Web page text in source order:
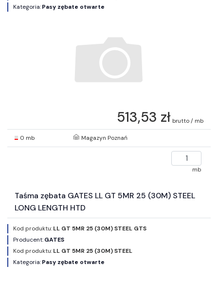
Kategoria:Pasy zębate otwarte
513,53 zł brutto / mb
0 mb Magazyn Poznań
mb
Taśma zębata GATES LL GT 5MR 25 (30M) STEEL
LONG LENGTH HTD
Kod produktu:LL GT 5MR 25 (30M) STEEL GTS
Producent:GATES
Kod produktu:LL GT 5MR 25 (30M) STEEL
Kategoria:Pasy zębate otwarte